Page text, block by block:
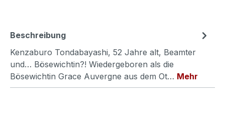
Beschreibung
Kenzaburo Tondabayashi, 52 Jahre alt, Beamter
und… Bösewichtin?! Wiedergeboren als die
Bösewichtin Grace Auvergne aus dem Ot… Mehr